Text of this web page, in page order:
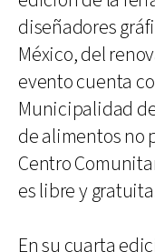
diseñadores
México, del
evento cuenta
Municipalidad
de alimentos no
Centro
es libre y
En su cuarta